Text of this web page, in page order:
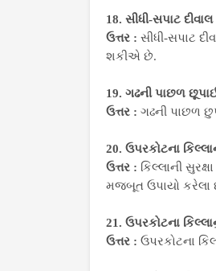
18. સીધી-સપાટ
ઉત્તર : સીધી-સપાટ
શકીએ છે.
19. ગઢની પાછળ
ઉત્તર : ગઢની પાછળ
20. ઉપરકોટના
ઉત્તર : કિલ્લાની
મજબૂત ઉપાયો કરેલા
21. ઉપરકોટના
ઉત્તર : ઉપરકોટના